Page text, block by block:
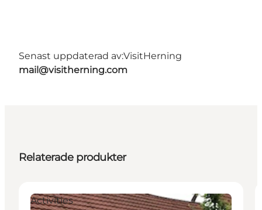
Senast uppdaterad av:VisitHerning
mail@visitherning.com
Relaterade produkter
Activities